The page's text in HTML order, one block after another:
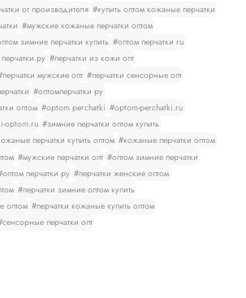
от производителя #купить оптом кожаные перчатки
#мужские кожаные перчатки оптом
зимние перчатки купить #оптом перчатки ru
#перчатки из кожи опт
мужские опт #перчатки сенсорные опт
#оптомперчатки ру
оптом #optom perchatki #optom-perchatki.ru
optom.ru #зимние перчатки оптом купить
перчатки купить оптом #кожаные перчатки оптом
#мужские перчатки опт #оптом зимние перчатки
перчатки ру #перчатки женские оптом
#перчатки зимние оптом купить
оптом #перчатки кожаные купить оптом
перчатки опт